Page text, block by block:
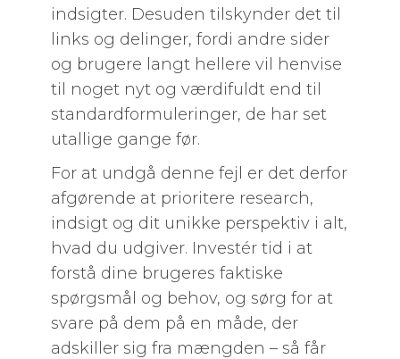
indsigter. Desuden tilskynder det til
links og delinger, fordi andre sider
og brugere langt hellere vil henvise
til noget nyt og værdifuldt end til
standardformuleringer, de har set
utallige gange før.
For at undgå denne fejl er det derfor
afgørende at prioritere research,
indsigt og dit unikke perspektiv i alt,
hvad du udgiver. Investér tid i at
forstå dine brugeres faktiske
spørgsmål og behov, og sørg for at
svare på dem på en måde, der
adskiller sig fra mængden – så får